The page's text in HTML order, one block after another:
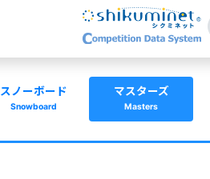
スノーボード
Snowboard
マスターズ
Masters